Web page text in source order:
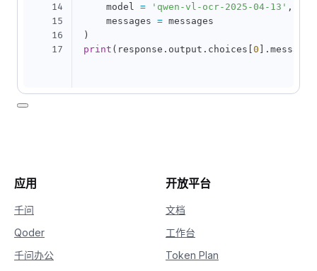
14
15
16
17
    model
= 'qwen-vl-ocr-2025-04-13' ,
    messages
=
)
print ( response . output . choices 0 . message
应用
千问
Qoder
千问办公
开放平台
文档
工作台
Token Plan